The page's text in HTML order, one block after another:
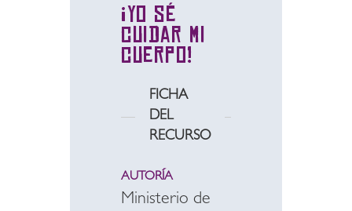
¡Yo sé
cuidar mi
cuerpo!
FICHA
DEL
RECURSO
AUTORÍA
Ministerio de